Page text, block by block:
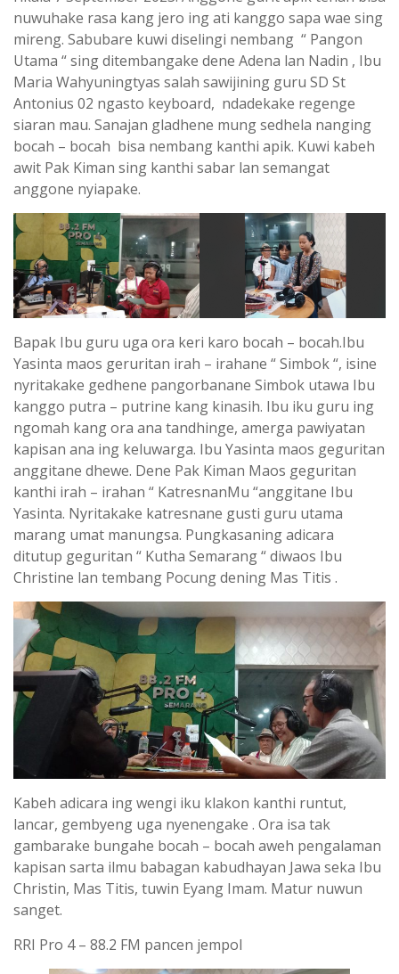
nuwuhake rasa kang jero ing ati kanggo sapa wae sing
mireng. Sabubare kuwi diselingi nembang “ Pangon
Utama “ sing ditembangake dene Adena lan Nadin , Ibu
Maria Wahyuningtyas salah sawijining guru SD St
Antonius 02 ngasto keyboard, ndadekake regenge
siaran mau. Sanajan gladhene mung sedhela nanging
bocah – bocah bisa nembang kanthi apik. Kuwi kabeh
awit Pak Kiman sing kanthi sabar lan semangat
anggone nyiapake.
Bapak Ibu guru uga ora keri karo bocah – bocah.Ibu
Yasinta maos geruritan irah – irahane “ Simbok “, isine
nyritakake gedhene pangorbanane Simbok utawa Ibu
kanggo putra – putrine kang kinasih. Ibu iku guru ing
ngomah kang ora ana tandhinge, amerga pawiyatan
kapisan ana ing keluwarga. Ibu Yasinta maos geguritan
anggitane dhewe. Dene Pak Kiman Maos geguritan
kanthi irah – irahan “ KatresnanMu “anggitane Ibu
Yasinta. Nyritakake katresnane gusti guru utama
marang umat manungsa. Pungkasaning adicara
ditutup geguritan “ Kutha Semarang “ diwaos Ibu
Christine lan tembang Pocung dening Mas Titis .
Kabeh adicara ing wengi iku klakon kanthi runtut,
lancar, gembyeng uga nyenengake . Ora isa tak
gambarake bungahe bocah – bocah aweh pengalaman
kapisan sarta ilmu babagan kabudhayan Jawa seka Ibu
Christin, Mas Titis, tuwin Eyang Imam. Matur nuwun
sanget.
RRI Pro 4 – 88.2 FM pancen jempol